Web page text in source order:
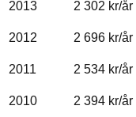
2013 2 302 kr/år
2012 2 696 kr/år
2011 2 534 kr/år
2010 2 394 kr/år